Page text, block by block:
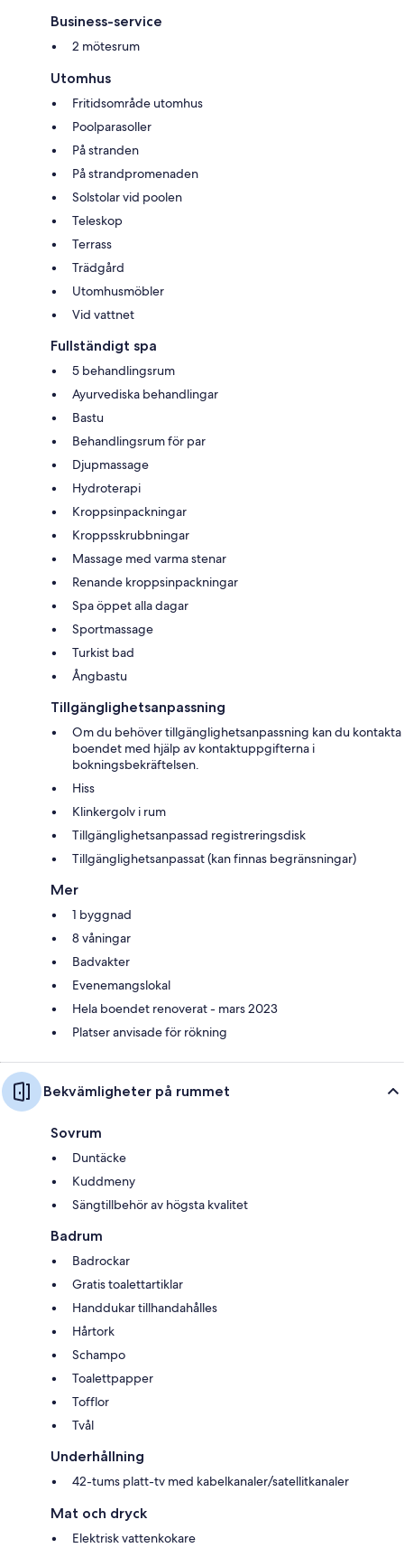
Business-service
2 mötesrum
Utomhus
Fritidsområde utomhus
Poolparasoller
På stranden
På strandpromenaden
Solstolar vid poolen
Teleskop
Terrass
Trädgård
Utomhusmöbler
Vid vattnet
Fullständigt spa
5 behandlingsrum
Ayurvediska behandlingar
Bastu
Behandlingsrum för par
Djupmassage
Hydroterapi
Kroppsinpackningar
Kroppsskrubbningar
Massage med varma stenar
Renande kroppsinpackningar
Spa öppet alla dagar
Sportmassage
Turkist bad
Ångbastu
Tillgänglighetsanpassning
Om du behöver tillgänglighetsanpassning kan du kontakta
boendet med hjälp av kontaktuppgifterna i
bokningsbekräftelsen.
Hiss
Klinkergolv i rum
Tillgänglighetsanpassad registreringsdisk
Tillgänglighetsanpassat (kan finnas begränsningar)
Mer
1 byggnad
8 våningar
Badvakter
Evenemangslokal
Hela boendet renoverat - mars 2023
Platser anvisade för rökning
Bekvämligheter på rummet
Sovrum
Duntäcke
Kuddmeny
Sängtillbehör av högsta kvalitet
Badrum
Badrockar
Gratis toalettartiklar
Handdukar tillhandahålles
Hårtork
Schampo
Toalettpapper
Tofflor
Tvål
Underhållning
42-tums platt-tv med kabelkanaler/satellitkanaler
Mat och dryck
Elektrisk vattenkokare